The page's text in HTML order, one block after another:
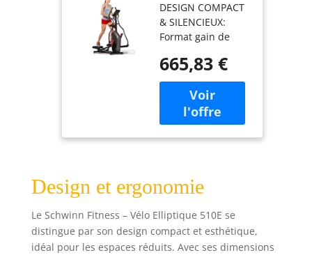
foulée 46 cm,
16 Niveaux, 13
programmes,
Bluetooth
Cardio,
Kinomap,
Silencieux,
pour
Appartement
DESIGN COMPACT
& SILENCIEUX:
Format gain de
appartements et
entraînements
discrets à toute
heure. FOULÉE
CONFORTABLE 46
CM: Mouvement
sur les
articulations.
RÉSISTANCE &
PROGRAMMES: 16
niveaux de
665,83 €
Design et ergonomie
Le Schwinn Fitness – Vélo Elliptique 510E se
distingue par son design compact et esthétique,
idéal pour les espaces réduits. Avec ses dimensions